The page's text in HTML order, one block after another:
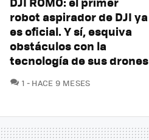
robot aspirador de DJI ya
es oficial. Y sí, esquiva
obstáculos con la
tecnología de sus drones
1 COMENTARIOS
HACE 9 MESES